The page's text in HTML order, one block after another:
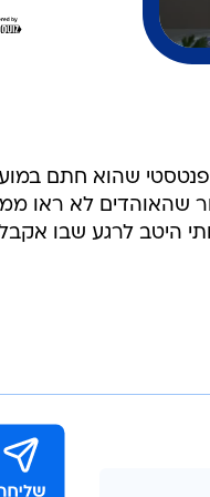
פנטסטי שהוא חתם
שהאוהדים לא ראו
היטב לרגע שבו